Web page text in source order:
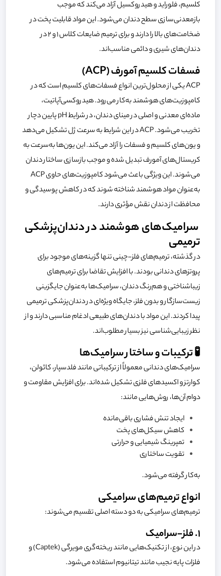
کلسیم، فلوراید و هیدروکسیل آزاد می‌کند که موجب
بازمعدنی‌سازی سطح دندان می‌شود. این مواد قابلیت پخت در
ضخامت‌های بالا را دارند و برای ترمیم ضایعات کلاس ۱ و ۲ در
دندان‌های شیری و دائمی مناسب‌اند.
فسفات کلسیم آمورف (ACP)
ACP یکی از محلول‌ترین انواع فسفات‌های کلسیم است که در
کامپوزیت‌های هوشمند به‌کار می‌رود. هیدروکسی‌آپاتیت،
ماده‌ای معدنی و اصلی در مینای دندان، در شرایط pH پایین دچار
تخریب می‌شود. ACP در این شرایط به سرعت ژل تشکیل می‌دهد
و یون‌های کلسیم و فسفات را آزاد می‌کند. این یون‌ها به‌سرعت به
کریستال‌های آمورف تبدیل شده و موجب بازسازی ساختار دندان
می‌شوند. این ویژگی باعث می‌شود کامپوزیت‌های حاوی ACP
به‌عنوان مواد هوشمند شناخته شوند که در کاهش پوسیدگی و
محافظت از دندان نقش مؤثری دارند.
سرامیک‌های هوشمند در دندان‌پزشکی
ترمیمی
در گذشته، ترمیم‌های فلز-چینی تنها گزینه‌های موجود برای
پروتزهای دندانی بودند. با افزایش تقاضا برای ترمیم‌های
زیباشناختی و هم‌رنگ دندان، سرامیک‌ها به‌عنوان جایگزینی
زیست‌سازگار و بدون فلز، جایگاه ویژه‌ای در دندان‌پزشکی ترمیمی
پیدا کردند. این مواد با دندان‌های طبیعی ادغام مناسبی دارند و از
نظر زیبایی‌شناسی نیز بسیار مطلوب‌اند.
🧪 ترکیبات و ساختار سرامیک‌ها
سرامیک‌های دندانی معمولاً از ترکیباتی مانند فلدسپار، کائولن،
کوارتز و اکسیدهای فلزی تشکیل شده‌اند. برای افزایش مقاومت و
دوام آن‌ها، روش‌هایی مانند:
ایجاد تنش فشاری باقی‌مانده
کاهش سیکل‌های پخت
تمپرینگ شیمیایی و حرارتی
تقویت ساختاری
به‌کار گرفته می‌شود.
انواع ترمیم‌های سرامیکی
ترمیم‌های سرامیکی به دو دسته اصلی تقسیم می‌شوند:
1. فلز-سرامیک
در این نوع، از تکنیک‌هایی مانند ریخته‌گری مویرگی (Captek) و
فلزات پایه نجیب مانند تیتانیوم استفاده می‌شود.